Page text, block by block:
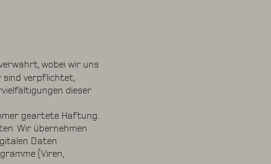
wobei wir uns
sind verpflichtet,
dieser
geartete Haftung.
Wir übernehmen
Daten
(Viren,